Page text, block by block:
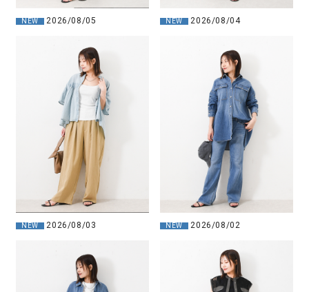
NEW 2026/08/05 NEW 2026/08/04
NEW 2026/08/03 NEW 2026/08/02